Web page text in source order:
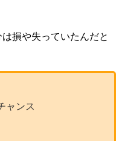
損や失っていたんだと
ャンス